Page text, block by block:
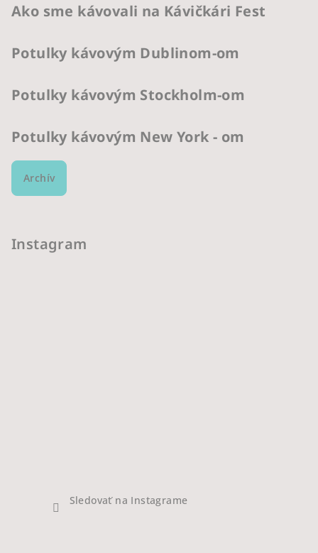
Ako sme kávovali na Kávičkári Fest
Potulky kávovým Dublinom-om
Potulky kávovým Stockholm-om
Potulky kávovým New York - om
Archív
Instagram
Sledovať na Instagrame